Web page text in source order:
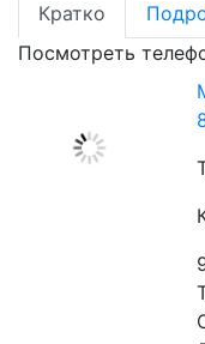
Кратко
Посмотреть